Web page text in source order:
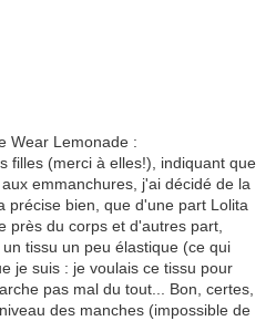
Wear Lemonade :
filles (merci à elles!), indiquant que
emmanchures, j'ai décidé de la
précise bien, que d'une part Lolita
près du corps et d'autres part,
tissu un peu élastique (ce qui
je suis : je voulais ce tissu pour
pas mal du tout... Bon, certes,
des manches (impossible de